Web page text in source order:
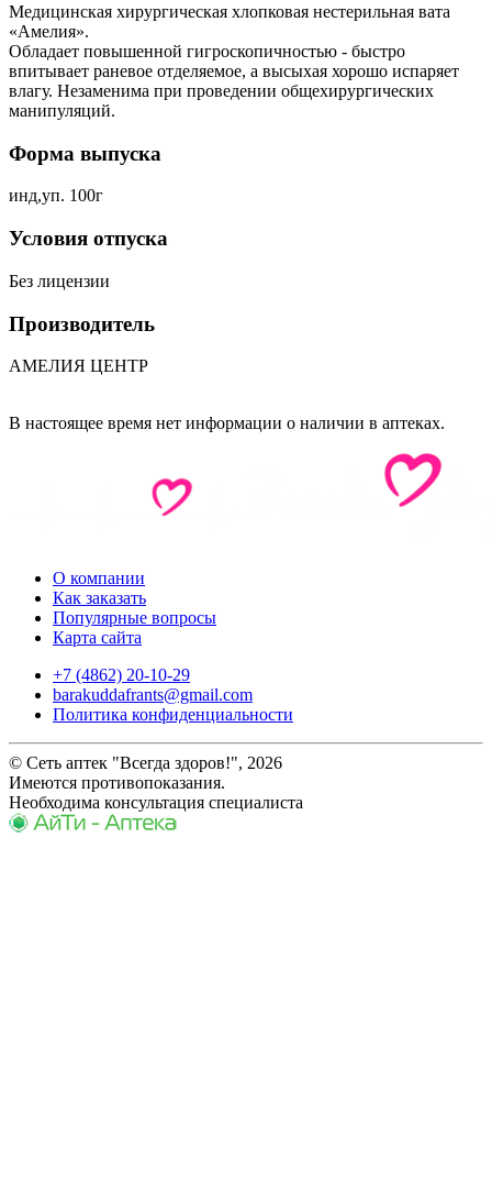
Медицинская хирургическая хлопковая нестерильная вата
«Амелия».
Обладает повышенной гигроскопичностью - быстро
впитывает раневое отделяемое, а высыхая хорошо испаряет
влагу. Незаменима при проведении общехирургических
манипуляций.
Форма выпуска
инд,уп. 100г
Условия отпуска
Без лицензии
Производитель
АМЕЛИЯ ЦЕНТР
В настоящее время нет информации о наличии в аптеках.
О компании
Как заказать
Популярные вопросы
Карта сайта
+7 (4862) 20-10-29
barakuddafrants@gmail.com
Политика конфиденциальности
© Сеть аптек "Всегда здоров!", 2026
Имеются противопоказания.
Необходима консультация специалиста